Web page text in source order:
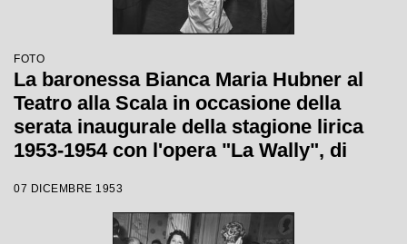
FOTO
La baronessa Bianca Maria Hubner al
Teatro alla Scala in occasione della
serata inaugurale della stagione lirica
1953-1954 con l'opera "La Wally", di
Giulini, con la regia di Tatiana Pavlova
07 DICEMBRE 1953